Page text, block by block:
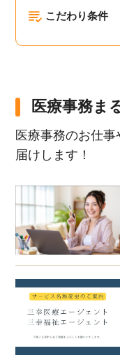
こだわり条件
医療事務ま
医療事務のお仕
届けします！